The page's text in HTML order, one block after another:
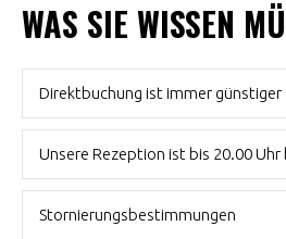
WAS SIE WISSEN
Direktbuchung ist immer günstiger
Unsere Rezeption ist bis 20.00
Stornierungsbestimmungen